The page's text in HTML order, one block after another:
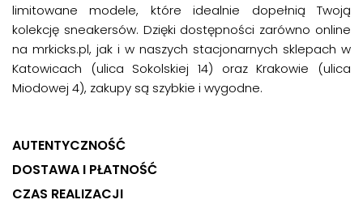
limitowane modele, które idealnie dopełnią Twoją
kolekcję sneakersów. Dzięki dostępności zarówno online
na mrkicks.pl, jak i w naszych stacjonarnych sklepach w
Katowicach (ulica Sokolskiej 14) oraz Krakowie (ulica
Miodowej 4), zakupy są szybkie i wygodne.
AUTENTYCZNOŚĆ
DOSTAWA I PŁATNOŚĆ
CZAS REALIZACJI